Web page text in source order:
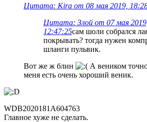
Цитата: Kira от 08 мая 2019,
Цитата: Злой от 07 мая 2019,
12:47:25сам шоли собрался
покрывать? тогда нужен
шланги пульвик.
Вот же ж блин
А веником
меня есть очень хороший веник.
WDB2020181A604763
Главное хуже не сделать.